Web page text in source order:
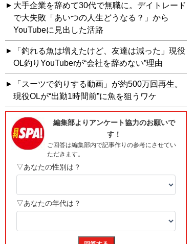
大手企業を辞めて30代で無職に。デイトレード
で大失敗「あいつの人生どうなる？」から
YouTubeに見出した活路
「釣れる魚は増えたけど、友達は減った」現役
OL釣りYouTuberが“会社を辞めない”理由
「スーツで釣りする動画」が約500万回再生。
現役OLが“出勤1時間前”に魚を狙うワケ